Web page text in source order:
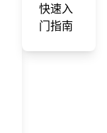
快速入
门指南